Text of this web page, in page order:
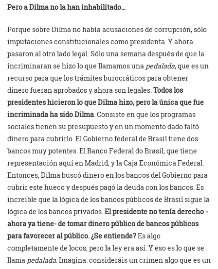
Pero a Dilma no la han inhabilitado…
Porque sobre Dilma no había acusaciones de corrupción, sólo
imputaciones constitucionales como presidenta. Y ahora
pasaron al otro lado legal. Sólo una semana después de que la
incriminaran se hizo lo que llamamos una pedalada, que es un
recurso para que los trámites burocráticos para obtener
dinero fueran aprobados y ahora son legales. Todos los
presidentes hicieron lo que Dilma hizo, pero la única que fue
incriminada ha sido Dilma . Consiste en que los programas
sociales tienen su presupuesto y en un momento dado faltó
dinero para cubrirlo. El Gobierno federal de Brasil tiene dos
bancos muy potentes. El Banco Federal do Brasil, que tiene
representación aquí en Madrid, y la Caja Económica Federal.
Entonces, Dilma buscó dinero en los bancos del Gobierno para
cubrir este hueco y después pagó la deuda con los bancos. Es
increíble que la lógica de los bancos públicos de Brasil sigue la
lógica de los bancos privados. El presidente no tenía derecho -
ahora ya tiene- de tomar dinero público de bancos públicos
para favorecer al público. ¿Se entiende?Es algo
completamente de locos, pero la ley era así. Y eso es lo que se
llama pedalada . Imagina: consideráis un crimen algo que es un